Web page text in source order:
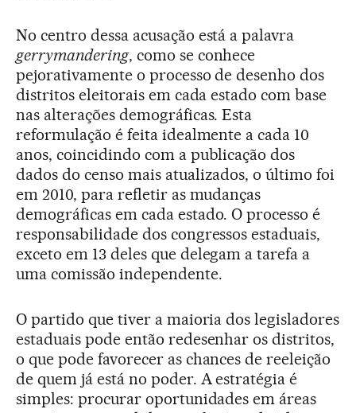
No centro dessa acusação está a palavra
gerrymandering, como se conhece
pejorativamente o processo de desenho dos
distritos eleitorais em cada estado com base
nas alterações demográficas. Esta
reformulação é feita idealmente a cada 10
anos, coincidindo com a publicação dos
dados do censo mais atualizados, o último foi
em 2010, para refletir as mudanças
demográficas em cada estado. O processo é
responsabilidade dos congressos estaduais,
exceto em 13 deles que delegam a tarefa a
uma comissão independente.
O partido que tiver a maioria dos legisladores
estaduais pode então redesenhar os distritos,
o que pode favorecer as chances de reeleição
de quem já está no poder. A estratégia é
simples: procurar oportunidades em áreas